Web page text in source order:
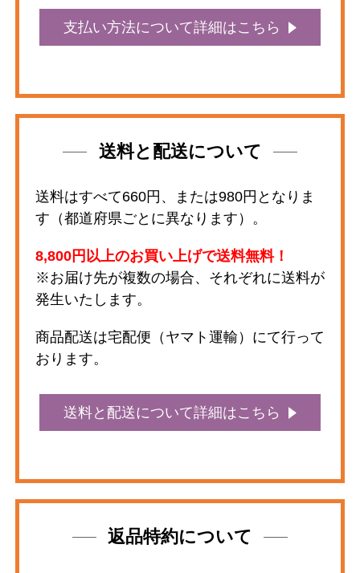
支払い方法について詳細はこちら
送料と配送について
送料はすべて660円、または980円となりま
す（都道府県ごとに異なります）。
8,800円以上のお買い上げで送料無料！
※お届け先が複数の場合、それぞれに送料が
発生いたします。
商品配送は宅配便（ヤマト運輸）にて行って
おります。
送料と配送について詳細はこちら
返品特約について